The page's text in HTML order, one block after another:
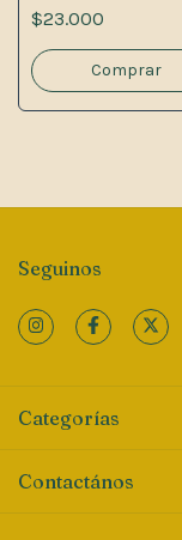
$23.000
Seguinos
Categorías
Contactános